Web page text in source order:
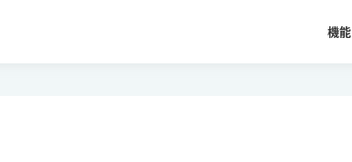
機能